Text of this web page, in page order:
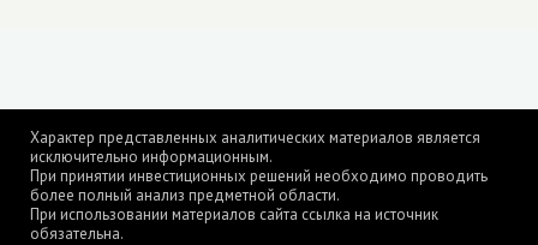
Характер представленных аналитических материалов является
исключительно информационным.
При принятии инвестиционных решений необходимо проводить
более полный анализ предметной области.
При использовании материалов сайта ссылка на источник
обязательна.